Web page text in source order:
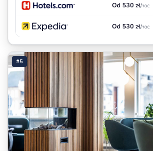
Od 530 zł/noc
Od 530 zł/noc
#5